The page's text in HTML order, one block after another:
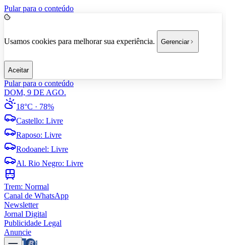
Pular para o conteúdo
Usamos cookies para melhorar sua experiência. Gerenciar
Aceitar
Pular para o conteúdo
DOM, 9 DE AGO.
18°C · 78%
Castello: Livre
Raposo: Livre
Rodoanel: Livre
Al. Rio Negro: Livre
Trem: Normal
Canal de WhatsApp
Newsletter
Jornal Digital
Publicidade Legal
Anuncie